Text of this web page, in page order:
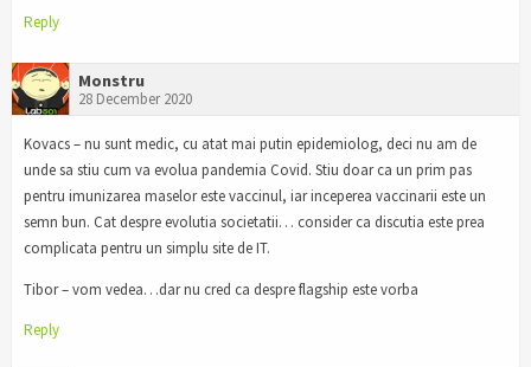
Reply
Monstru
28 December 2020
Kovacs – nu sunt medic, cu atat mai putin epidemiolog, deci nu am de
unde sa stiu cum va evolua pandemia Covid. Stiu doar ca un prim pas
pentru imunizarea maselor este vaccinul, iar inceperea vaccinarii este un
semn bun. Cat despre evolutia societatii… consider ca discutia este prea
complicata pentru un simplu site de IT.
Tibor – vom vedea…dar nu cred ca despre flagship este vorba
Reply